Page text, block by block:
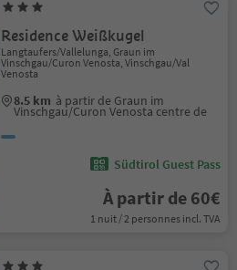
Residence Weißkugel
Langtaufers/Vallelunga, Graun im
Vinschgau/Curon Venosta, Vinschgau/Val
Venosta
8.5 km à partir de Graun im
Vinschgau/Curon Venosta centre de
Südtirol Guest Pass
À partir de 60€
1 nuit / 2 personnes incl. TVA